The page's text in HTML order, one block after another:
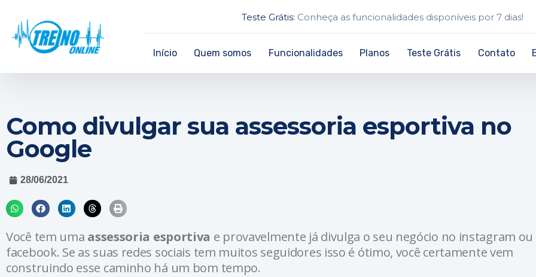
Teste Grátis: Conheça as funcionalidades disponíveis por 7 dias!
Início Quem somos Funcionalidades Planos Teste Grátis Contato
Como divulgar sua assessoria esportiva no
Google
28/06/2021
Você tem uma assessoria esportiva e provavelmente já divulga o seu negócio no instagram ou
facebook. Se as suas redes sociais tem muitos seguidores isso é ótimo, você certamente vem
construindo esse caminho há um bom tempo.